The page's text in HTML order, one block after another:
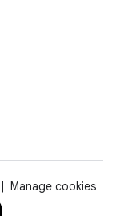
Manage cookies